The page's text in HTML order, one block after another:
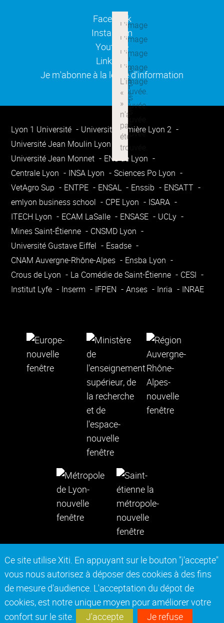
Ce site utilise Xiti. En appuyant sur le bouton "j'accepte"
vous nous autorisez à déposer des cookies à des fins
de mesure d'audience. L'acceptation du dépot de
cookies, est notre unique moyen pour améliorer votre
confort sur le site.
J'accepte Je refuse
Facebook
(ouverture dans une
Instagram(ouverture dans une
Youtube(ouverture dans une
Linkedin
(ouverture dans une
Je m'abonne à la lettre d'information
(ouverture dans une
Lyon 1 Université
Université Lumière Lyon 2
Université Jean Moulin Lyon 3
Université Jean Monnet
ENS de Lyon
Centrale Lyon
INSA Lyon
Sciences Po Lyon
VetAgro Sup
ENTPE ENSAL Enssib
ENSATT
emlyon business school
CPE Lyon
ISARA
ITECH Lyon
ECAM LaSalle ENSASE
UCLy
Mines Saint-Étienne
CNSMD Lyon
Université Gustave Eiffel
Esadse
CNAM Auvergne-Rhône-Alpes
Ensba Lyon
Crous de Lyon
La Comédie de Saint-Étienne
CESI
Institut Lyfe
Inserm IFPEN Anses Inria INRAE
Contact
Mentions légales
Actes réglementaires
Marchés publics
Accessibilité : non conforme
Plan du site
Intranet